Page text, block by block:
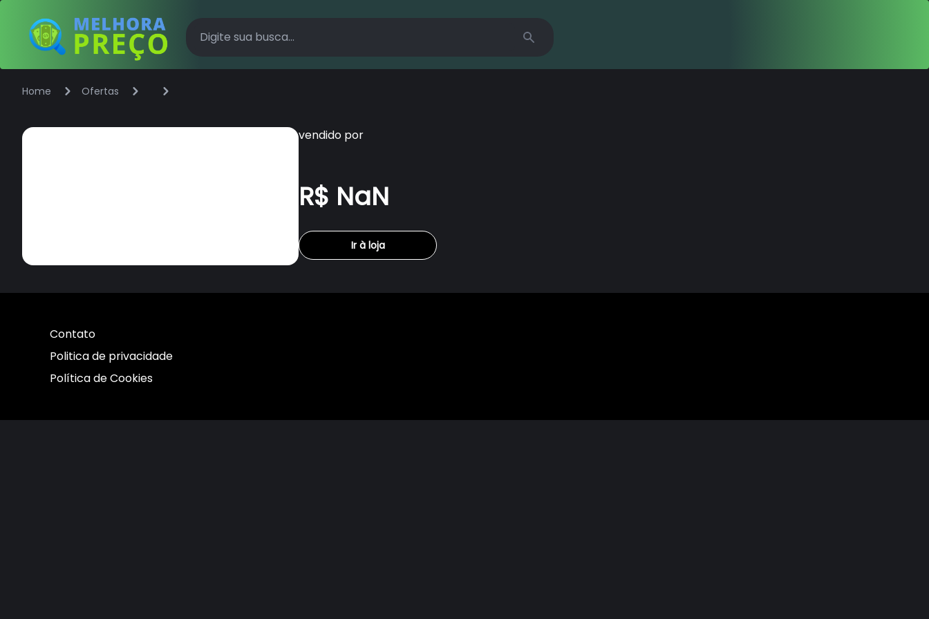
Home Ofertas
vendido por
R$ NaN
Ir à loja
Contato
Politica de privacidade
Política de Cookies